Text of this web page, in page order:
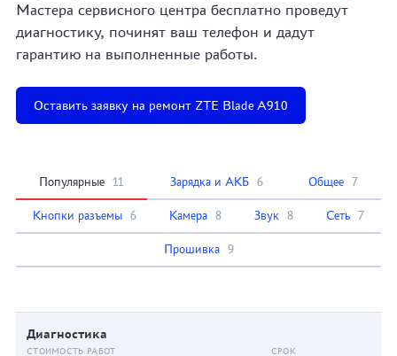
Мастера сервисного центра бесплатно проведут
диагностику, починят ваш телефон и дадут
гарантию на выполненные работы.
Оставить заявку на ремонт ZTE Blade A910
Популярные 11 Зарядка и АКБ 6 Общее 7
Кнопки разъемы 6 Камера 8 Звук 8 Сеть 7
Прошивка 9
Диагностика